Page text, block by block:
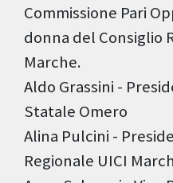
Commissione Pari
donna del Consiglio
Marche.
Aldo Grassini -
Statale Omero
Alina Pulcini -
Regionale UICI